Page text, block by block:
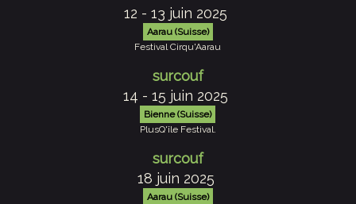
12 - 13 juin 2025
Aarau (Suisse)
Festival Cirqu'Aarau
surcouf
14 - 15 juin 2025
Bienne (Suisse)
PlusQ'île Festival.
surcouf
18 juin 2025
Aarau (Suisse)